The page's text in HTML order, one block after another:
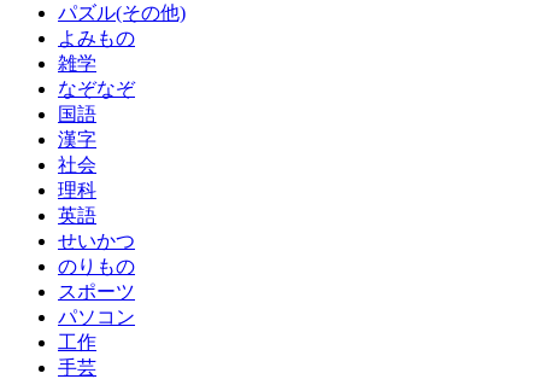
パズル(その他)
よみもの
雑学
なぞなぞ
国語
漢字
社会
理科
英語
せいかつ
のりもの
スポーツ
パソコン
工作
手芸